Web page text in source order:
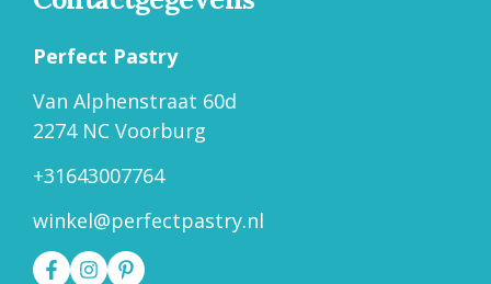
Perfect Pastry
Van Alphenstraat 60d
2274 NC Voorburg
+31643007764
winkel@perfectpastry.nl